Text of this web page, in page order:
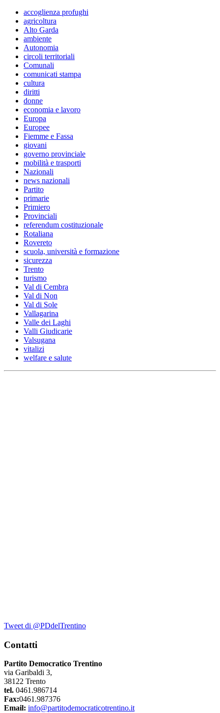
accoglienza profughi
agricoltura
Alto Garda
ambiente
Autonomia
circoli territoriali
Comunali
comunicati stampa
cultura
diritti
donne
economia e lavoro
Europa
Europee
Fiemme e Fassa
giovani
governo provinciale
mobilità e trasporti
Nazionali
news nazionali
Partito
primarie
Primiero
Provinciali
referendum costituzionale
Rotaliana
Rovereto
scuola, università e formazione
sicurezza
Trento
turismo
Val di Cembra
Val di Non
Val di Sole
Vallagarina
Valle dei Laghi
Valli Giudicarie
Valsugana
vitalizi
welfare e salute
Tweet di @PDdelTrentino
Contatti
Partito Democratico Trentino
via Garibaldi 3,
38122 Trento
tel. 0461.986714
Fax:0461.987376
Email: info@partitodemocraticotrentino.it